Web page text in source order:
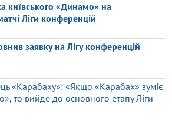
київського «Динамо» на
Ліги конференцій
заявку на Лігу конференцій
«Карабаху»: «Якщо «Карабах» зуміє
то вийде до основного етапу Ліги